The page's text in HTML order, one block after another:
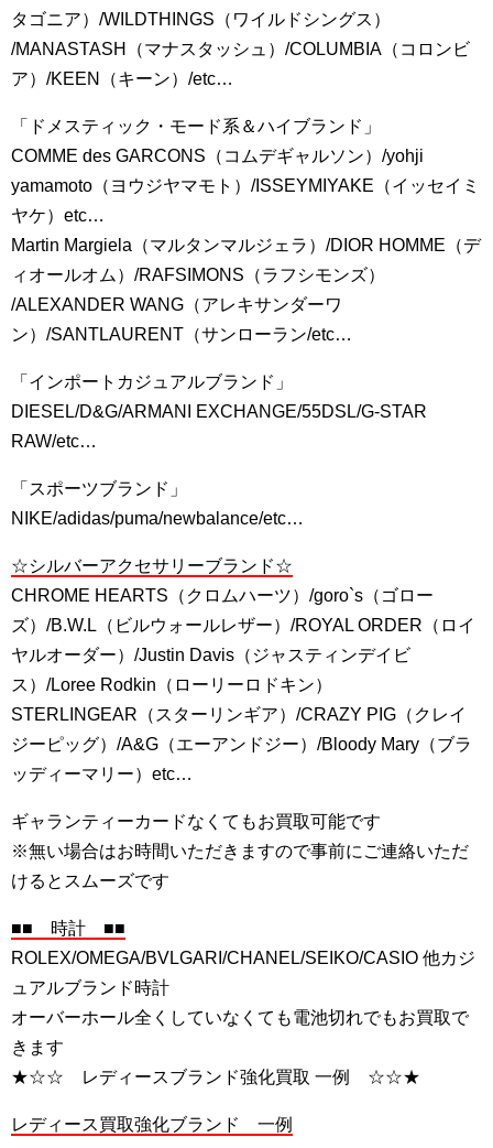
タゴニア）/WILDTHINGS（ワイルドシングス）
/MANASTASH（マナスタッシュ）/COLUMBIA（コロンビ
ア）/KEEN（キーン）/etc…
「ドメスティック・モード系＆ハイブランド」
COMME des GARCONS（コムデギャルソン）/yohji
yamamoto（ヨウジヤマモト）/ISSEYMIYAKE（イッセイミ
ヤケ）etc…
Martin Margiela（マルタンマルジェラ）/DIOR HOMME（デ
ィオールオム）/RAFSIMONS（ラフシモンズ）
/ALEXANDER WANG（アレキサンダーワ
ン）/SANTLAURENT（サンローラン/etc…
「インポートカジュアルブランド」
DIESEL/D&G/ARMANI EXCHANGE/55DSL/G-STAR
RAW/etc…
「スポーツブランド」
NIKE/adidas/puma/newbalance/etc…
☆シルバーアクセサリーブランド☆
CHROME HEARTS（クロムハーツ）/goro`s（ゴロー
ズ）/B.W.L（ビルウォールレザー）/ROYAL ORDER（ロイ
ヤルオーダー）/Justin Davis（ジャスティンデイビ
ス）/Loree Rodkin（ローリーロドキン）
STERLINGEAR（スターリンギア）/CRAZY PIG（クレイ
ジーピッグ）/A&G（エーアンドジー）/Bloody Mary（ブラ
ッディーマリー）etc…
ギャランティーカードなくてもお買取可能です
※無い場合はお時間いただきますので事前にご連絡いただ
けるとスムーズです
■■ 時計 ■■
ROLEX/OMEGA/BVLGARI/CHANEL/SEIKO/CASIO 他カジ
ュアルブランド時計
オーバーホール全くしていなくても電池切れでもお買取で
きます
★☆☆ レディースブランド強化買取 一例 ☆☆★
レディース買取強化ブランド 一例